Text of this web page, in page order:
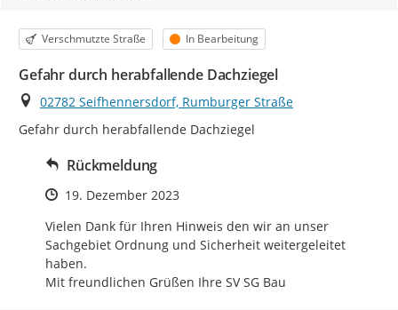
Kategorie
Verschmutzte Straße Status
In Bearbeitung
Gefahr durch herabfallende Dachziegel
Ort
02782 Seifhennersdorf, Rumburger Straße
Gefahr durch herabfallende Dachziegel
Rückmeldung
Zeitpunkt des Erstellens
19. Dezember 2023
Vielen Dank für Ihren Hinweis den wir an unser
Sachgebiet Ordnung und Sicherheit weitergeleitet
haben.
Mit freundlichen Grüßen Ihre SV SG Bau